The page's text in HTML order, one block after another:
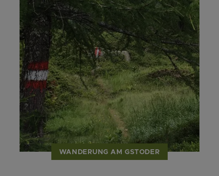
WANDERUNG AM GSTODER